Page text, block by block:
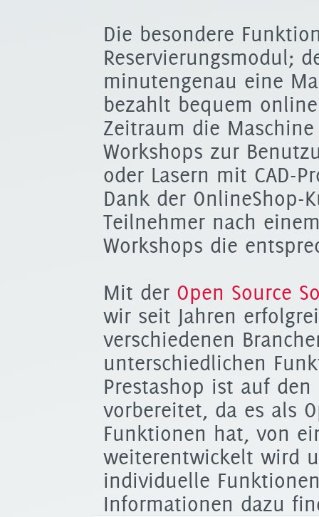
Die besondere
Reservierungsmodul;
minutengenau eine
bezahlt bequem
Zeitraum die
Workshops zur
oder Lasern mit CAD-
Dank der OnlineShop-
Teilnehmer nach
Workshops die
Mit der Open Source
wir seit Jahren
verschiedenen
unterschiedlichen
Prestashop ist auf
vorbereitet, da es als
Funktionen hat, von
weiterentwickelt wird
individuelle
Informationen dazu